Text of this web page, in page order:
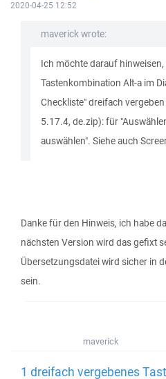
2020-04-25 12:52
maverick wrote:
Ich möchte darauf hinweisen,
Tastenkombination Alt-a im
Checkliste" dreifach
5.17.4, de.zip): für
auswählen". Siehe auch
Danke für den Hinweis, ich habe
nächsten Version wird das gefixt
Übersetzungsdatei wird sicher in
sein.
maverick
1 dreifach vergebenes